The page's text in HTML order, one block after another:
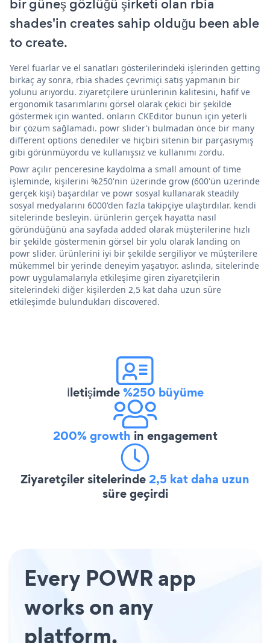
shades'in creates sahip olduğu been able
to create.
Yerel fuarlar ve el sanatları gösterilerindeki işlerinden getting
birkaç ay sonra, rbia shades çevrimiçi satış yapmanın bir
yolunu arıyordu. ziyaretçilere ürünlerinin kalitesini, hafif ve
ergonomik tasarımlarını görsel olarak çekici bir şekilde
göstermek için wanted. onların CKEditor bunun için yeterli
bir çözüm sağlamadı. powr slider'ı bulmadan önce bir many
different options denediler ve hiçbiri sitenin bir parçasıymış
gibi görünmüyordu ve kullanışsız ve kullanımı zordu.
Powr açılır penceresine kaydolma a small amount of time
işleminde, kişilerini %250'nin üzerinde grow (600'ün üzerinde
gerçek kişi) başardılar ve powr sosyal kullanarak steadily
sosyal medyalarını 6000'den fazla takipçiye ulaştırdılar. kendi
sitelerinde besleyin. ürünlerin gerçek hayatta nasıl
göründüğünü ana sayfada added olarak müşterilerine hızlı
bir şekilde göstermenin görsel bir yolu olarak landing on
powr slider. ürünlerini iyi bir şekilde sergiliyor ve müşterilere
mükemmel bir yerinde deneyim yaşatıyor. aslında, sitelerinde
powr uygulamalarıyla etkileşime giren ziyaretçilerin
sitelerindeki diğer kişilerden 2,5 kat daha uzun süre
etkileşimde bulundukları discovered.
İletişimde%250 büyüme
200% growth in engagement
Ziyaretçiler sitelerinde2,5 kat daha uzun
süre geçirdi
Every POWR app
works on any
platform.